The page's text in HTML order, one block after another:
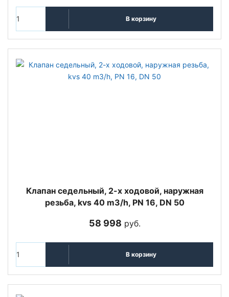
В корзину
Клапан седельный, 2-х ходовой, наружная
резьба, kvs 40 m3/h, PN 16, DN 50
58 998 руб.
В корзину